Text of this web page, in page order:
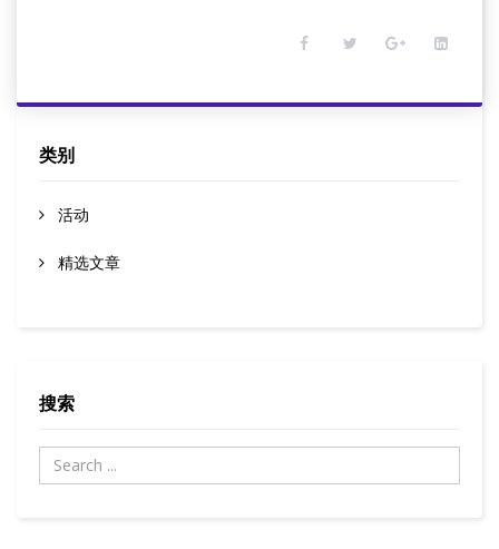
类别
活动
精选文章
搜索